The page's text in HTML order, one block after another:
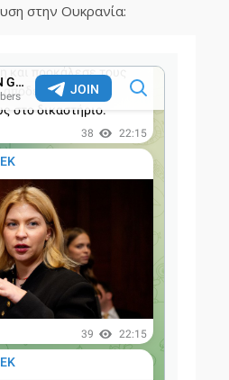
στην Ουκρανία: